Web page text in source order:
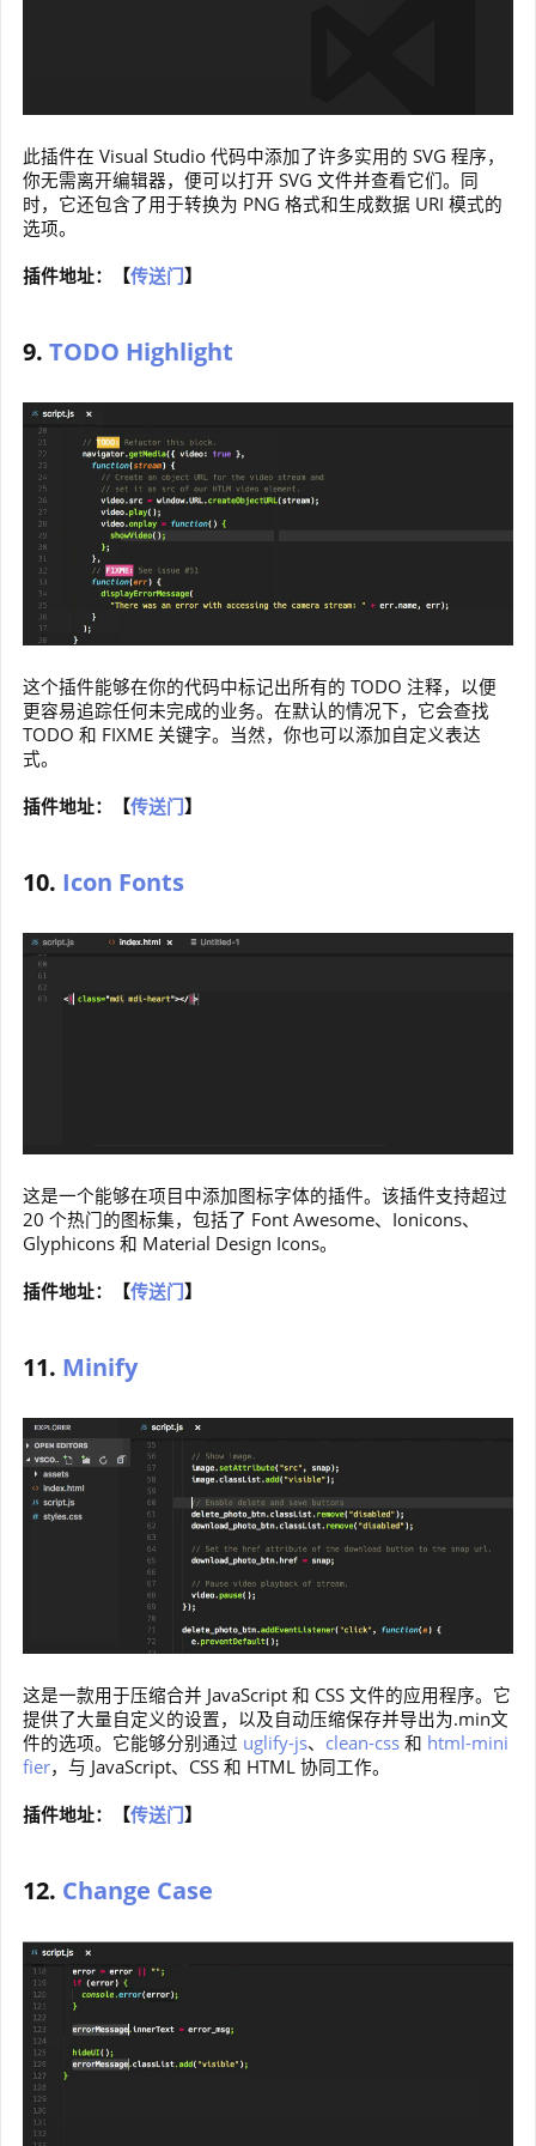
此插件在 Visual Studio 代码中添加了许多实用的 SVG 程序，
你无需离开编辑器，便可以打开 SVG 文件并查看它们。同
时，它还包含了用于转换为 PNG 格式和生成数据 URI 模式的
选项。
插件地址：【传送门】
9. TODO Highlight
这个插件能够在你的代码中标记出所有的 TODO 注释，以便
更容易追踪任何未完成的业务。在默认的情况下，它会查找
TODO 和 FIXME 关键字。当然，你也可以添加自定义表达
式。
插件地址：【传送门】
10. Icon Fonts
这是一个能够在项目中添加图标字体的插件。该插件支持超过
20 个热门的图标集，包括了 Font Awesome、Ionicons、
Glyphicons 和 Material Design Icons。
插件地址：【传送门】
11. Minify
这是一款用于压缩合并 JavaScript 和 CSS 文件的应用程序。它
提供了大量自定义的设置，以及自动压缩保存并导出为.min文
件的选项。它能够分别通过 uglify-js、 clean-css 和 html-mini
fier，与 JavaScript、CSS 和 HTML 协同工作。
插件地址：【传送门】
12. Change Case